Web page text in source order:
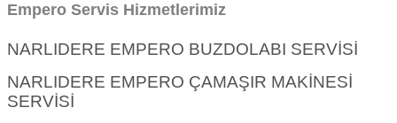
Empero Servis Hizmetlerimiz
NARLIDERE EMPERO BUZDOLABI SERVISI
NARLIDERE EMPERO ÇAMAŞIR MAKINESI
SERVISI